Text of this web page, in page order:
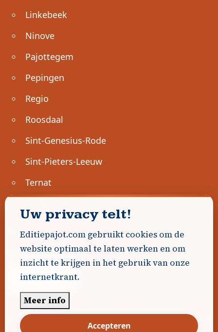
Linkebeek
Ninove
Pajottegem
Pepingen
Regio
Roosdaal
Sint-Genesius-Rode
Sint-Pieters-Leeuw
Ternat
Geen advertenties gevonden.
Uw advertentie hier? Contacteer ons!
Word Partner!
© 2026 Editiepajot.com
Algemene voorwaarden
Uw privacy telt!
Editiepajot.com gebruikt cookies om de
website optimaal te laten werken en om
inzicht te krijgen in het gebruik van onze
internetkrant.
Meer info
Accepteren